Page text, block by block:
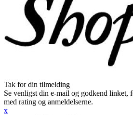
Tak for din tilmelding
Se venligst din e-mail og godkend linket,
med rating og anmeldelserne.
x